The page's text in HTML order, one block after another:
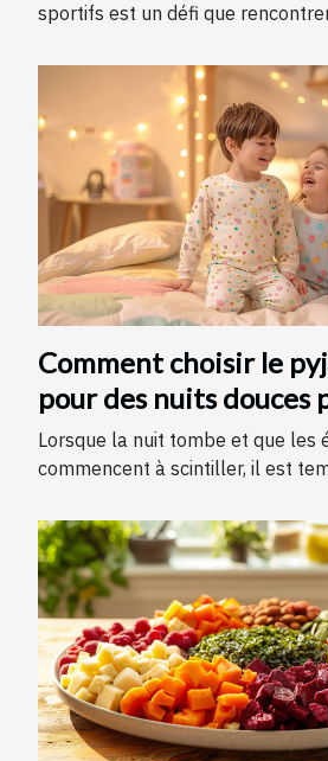
sportifs est un défi que
Comment choisir le
pour des nuits douces
enfants
Lorsque la nuit tombe et que les
commencent à scintiller, il est